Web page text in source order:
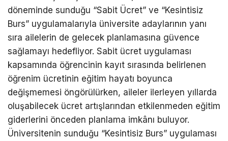
döneminde sunduğu “Sabit Ücret” ve “Kesintisiz
Burs” uygulamalarıyla üniversite adaylarının yanı
sıra ailelerin de gelecek planlamasına güvence
sağlamayı hedefliyor. Sabit ücret uygulaması
kapsamında öğrencinin kayıt sırasında belirlenen
öğrenim ücretinin eğitim hayatı boyunca
değişmemesi öngörülürken, aileler ilerleyen yıllarda
oluşabilecek ücret artışlarından etkilenmeden eğitim
giderlerini önceden planlama imkânı buluyor.
Üniversitenin sunduğu “Kesintisiz Burs” uygulaması